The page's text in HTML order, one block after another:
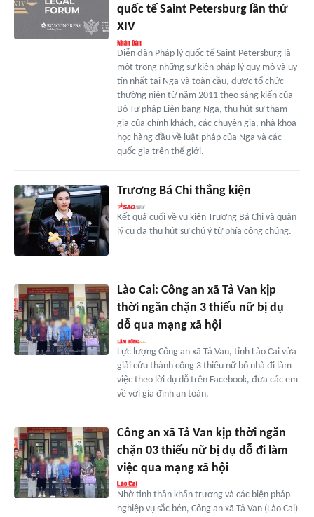
quốc tế Saint Petersburg lần thứ
XIV
Diễn đàn Pháp lý quốc tế Saint Petersburg là
một trong những sự kiện pháp lý quy mô và uy
tín nhất tại Nga và toàn cầu, được tổ chức
thường niên từ năm 2011 theo sáng kiến của
Bộ Tư pháp Liên bang Nga, thu hút sự tham
gia của chính khách, các chuyên gia, nhà khoa
học hàng đầu về luật pháp của Nga và các
quốc gia trên thế giới.
Trương Bá Chi thắng kiện
Kết quả cuối về vụ kiện Trương Bá Chi và quản
lý cũ đã thu hút sự chú ý từ phía công chúng.
Lào Cai: Công an xã Tả Van kịp
thời ngăn chặn 3 thiếu nữ bị dụ
dỗ qua mạng xã hội
Lực lượng Công an xã Tả Van, tỉnh Lào Cai vừa
giải cứu thành công 3 thiếu nữ bỏ nhà đi làm
việc theo lời dụ dỗ trên Facebook, đưa các em
về với gia đình an toàn.
Công an xã Tả Van kịp thời ngăn
chặn 03 thiếu nữ bị dụ dỗ đi làm
việc qua mạng xã hội
Nhờ tinh thần khẩn trương và các biện pháp
nghiệp vụ sắc bén, Công an xã Tả Van (Lào Cai)